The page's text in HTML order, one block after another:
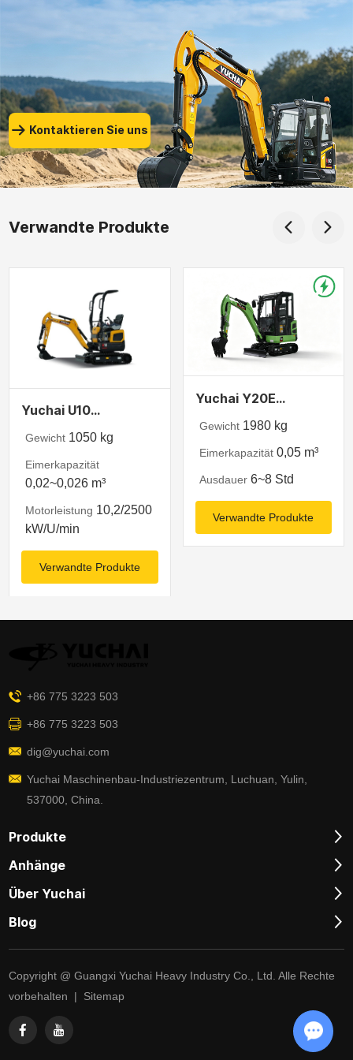
Yulin City, E.
Kontaktieren Sie uns
Verwandte Produkte
Yuchai U10
Minibagger
Gewicht 1050 kg
Eimerkapazität
0,02~0,026 m³
Motorleistung 10,2/2500
kW/U/min
Verwandte Produkte
Yuchai Y20E
Elektrobagger
Gewicht 1980 kg
Eimerkapazität 0,05 m³
Ausdauer 6~8 Std
Verwandte Produkte
+86 775 3223 503
+86 775 3223 503
dig@yuchai.com
Yuchai Maschinenbau-Industriezentrum, Luchuan, Yulin,
537000, China.
Produkte
Anhänge
Über Yuchai
Blog
Copyright @ Guangxi Yuchai Heavy Industry Co., Ltd. Alle Rechte
vorbehalten | Sitemap